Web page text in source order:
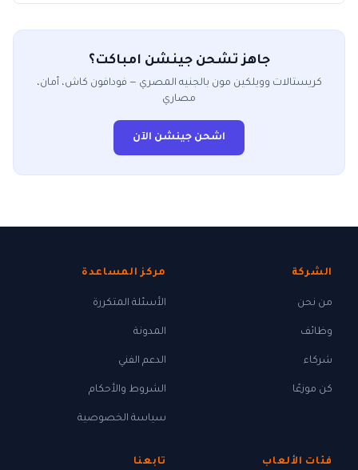
جاهز تشحن جينشن امباكت؟
كريستالات وويلكين مون بالجنيه المصري — فودافون كاش، أمان،
مصاري
اشحن جينشن الآن
الشركة
من نحن
وظائف
شركاء
كن موزعًا
مركز المساعدة
الأسئلة المتكررة
المدونة
الدعم الفني
الشروط والأحكام
سياسة الخصوصية
فئات الألعاب تابعنا